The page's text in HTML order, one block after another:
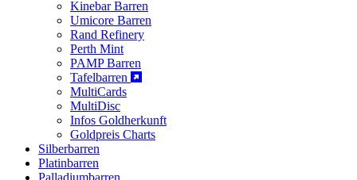
Kinebar Barren
Umicore Barren
Rand Refinery
Perth Mint
PAMP Barren
Tafelbarren
MultiCards
MultiDisc
Infos Goldherkunft
Goldpreis Charts
Silberbarren
Platinbarren
Palladiumbarren